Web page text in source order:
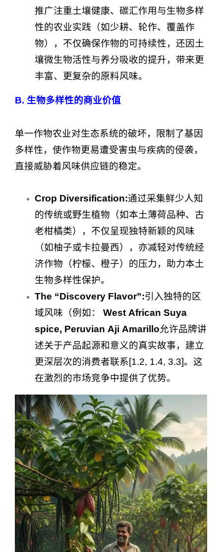
推广注重土壤健康、碳汇作用与生物多样
性的农业实践（如少耕、轮作、覆盖作
物），不仅确保作物的可持续性，还因土
壤微生物活性与养分吸收的提升，带来更
丰富、更复杂的原料风味。
B. 生物多样性的商业价值
单一作物农业对生态系统的破坏，限制了基因
多样性，使作物更易遭受害虫与疾病的侵袭，
直接威胁着风味供应链的稳定。
Crop Diversification:通过采集鲜少人知
的传统或野生植物（如本土薄荷品种、古
老柑橘类），不仅呈现独特新颖的风味
（如柚子或卡拉曼西），亦减轻对传统经
济作物（柠檬、橙子）的压力，助力本土
生物多样性保护。
The “Discovery Flavor”:引入独特的区
域风味（例如： West African Suya
spice, Peruvian Aji Amarillo允许品牌讲
述关于产品起源和意义的真实故事，建立
更深层次的消费者联系[1.2, 1.4, 3.3]。这
在激烈的市场竞争中提供了优势。